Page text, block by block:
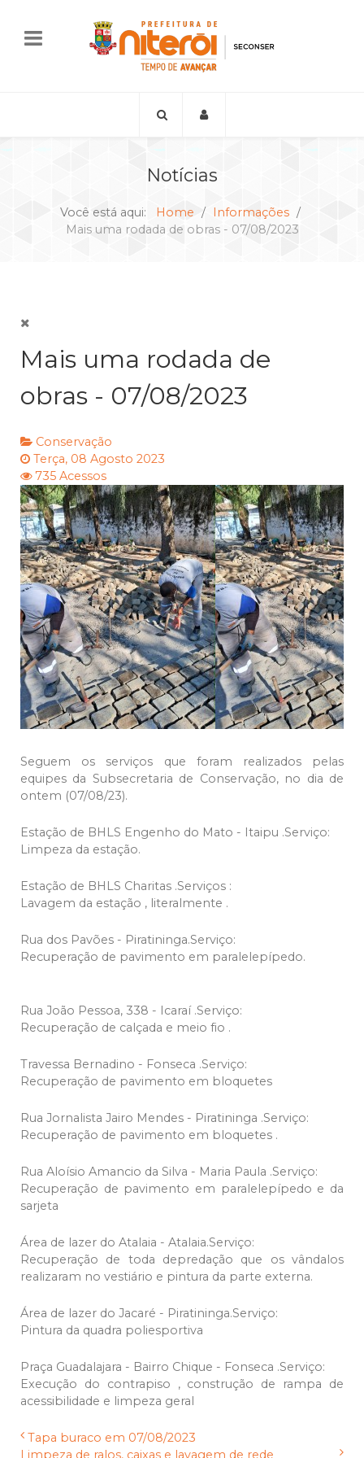
Notícias
Você está aqui: Home
Informações
Mais uma rodada de obras - 07/08/2023
Mais uma rodada de
obras - 07/08/2023
Conservação
Terça, 08 Agosto 2023
735 Acessos
Seguem os serviços que foram realizados pelas
equipes da Subsecretaria de Conservação, no dia de
ontem (07/08/23).
Estação de BHLS Engenho do Mato - Itaipu .Serviço:
Limpeza da estação.
Estação de BHLS Charitas .Serviços :
Lavagem da estação , literalmente .
Rua dos Pavões - Piratininga.Serviço:
Recuperação de pavimento em paralelepípedo.
Rua João Pessoa, 338 - Icaraí .Serviço:
Recuperação de calçada e meio fio .
Travessa Bernadino - Fonseca .Serviço:
Recuperação de pavimento em bloquetes
Rua Jornalista Jairo Mendes - Piratininga .Serviço:
Recuperação de pavimento em bloquetes .
Rua Aloísio Amancio da Silva - Maria Paula .Serviço:
Recuperação de pavimento em paralelepípedo e da
sarjeta
Área de lazer do Atalaia - Atalaia.Serviço:
Recuperação de toda depredação que os vândalos
realizaram no vestiário e pintura da parte externa.
Área de lazer do Jacaré - Piratininga.Serviço:
Pintura da quadra poliesportiva
Praça Guadalajara - Bairro Chique - Fonseca .Serviço:
Execução do contrapiso , construção de rampa de
acessibilidade e limpeza geral
Tapa buraco em 07/08/2023
Limpeza de ralos, caixas e lavagem de rede